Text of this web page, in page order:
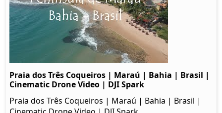
Praia dos Três Coqueiros | Maraú | Bahia | Brasil |
Cinematic Drone Video | DJI Spark
Praia dos Três Coqueiros | Maraú | Bahia | Brasil |